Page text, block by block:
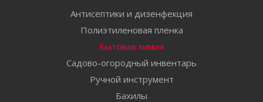
Антисептики и дизенфекция
Полиэтиленовая пленка
Бытовая химия
Садово-огородный инвентарь
Ручной инструмент
Бахилы